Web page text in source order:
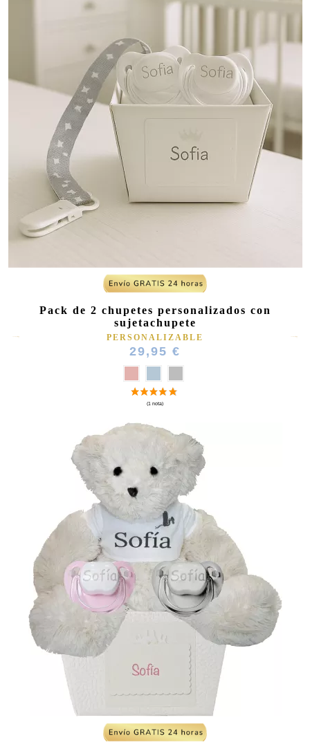
Pack de 2 chupetes personalizados con
sujetachupete
PERSONALIZABLE
29,95 €